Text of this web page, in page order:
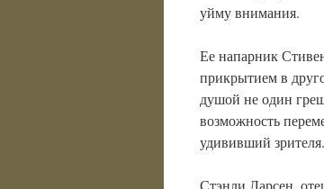
уйму внимания.
Ее напарник
прикрытием в
душой не один
возможность
удививший
Стэнли Ларсен,